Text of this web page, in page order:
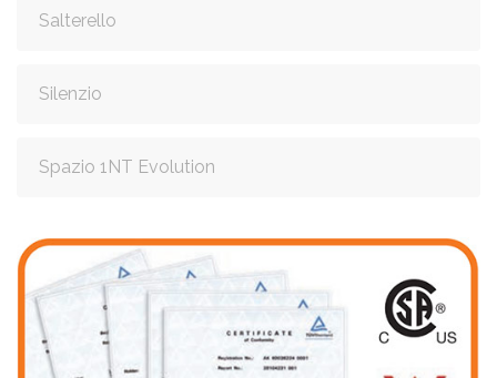
Salterello
Silenzio
Spazio 1NT Evolution